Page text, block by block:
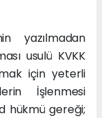
yazılmadan
usulü KVKK
için yeterli
İşlenmesi
hükmü gereği;